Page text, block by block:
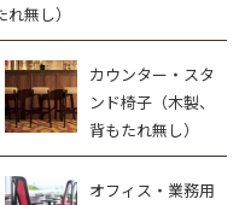
れ無し）
カウンター・スタ
ンド椅子（木製、
背もたれ無し）
オフィス・業務用